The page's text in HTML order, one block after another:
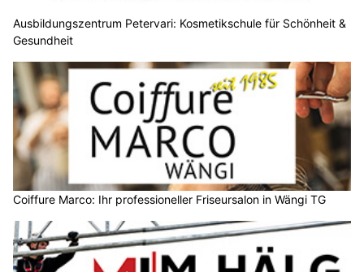
Ausbildungszentrum Petervari: Kosmetikschule für Schönheit &
Gesundheit
Coiffure Marco: Ihr professioneller Friseursalon in Wängi TG